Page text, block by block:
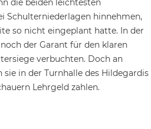
die beiden leichtesten
Schulterniederlagen hinnehmen,
so nicht eingeplant hatte. In der
der Garant für den klaren
verbuchten. Doch an
in der Turnhalle des Hildegardis
Lehrgeld zahlen.